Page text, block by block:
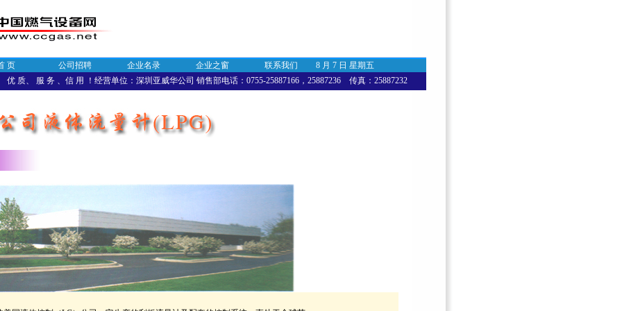
页 公司招聘 企业名录 企业之窗 联系我们
8 月 7 日 星期五
优 质、 服 务 、信 用 ！经营单位：深圳亚威华公司 销售部电话：0755-25887166，25887236 传真：25887232